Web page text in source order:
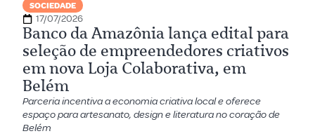
SOCIEDADE
17/07/2026
Banco da Amazônia lança edital para
seleção de empreendedores criativos
em nova Loja Colaborativa, em
Belém
Parceria incentiva a economia criativa local e oferece
espaço para artesanato, design e literatura no coração de
Belém